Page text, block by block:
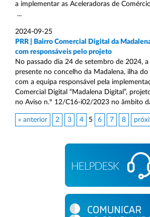
a implementar as Aceleradoras de
...
2024-09-25
PRR | Bairro Comercial Digital da
com responsáveis pelo projeto
No passado dia 24 de setembro de 2024, a
presente no concelho da Madalena, ilha do
com a equipa responsável pela
Comercial Digital “Madalena Digital”,
no Aviso n.º 12/C16-i02/2023 no âmbito
« anterior 2 3 4 5 6 7 8